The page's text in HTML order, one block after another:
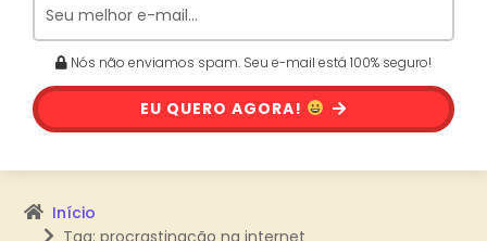
Nós não enviamos spam. Seu e-mail está 100% seguro!
EU QUERO AGORA!
Início
Tag: procrastinação na internet